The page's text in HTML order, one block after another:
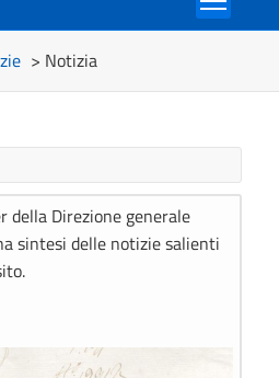
> Notizia
Direzione generale
sintesi delle notizie salienti